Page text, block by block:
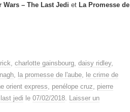
Wars – The Last Jedi et La Promesse de
charlotte gainsbourg daisy ridley,
la promesse de l'aube
le crime de
orient express penélope cruz
pierre
jedi le 07/02/2018
Laisser un